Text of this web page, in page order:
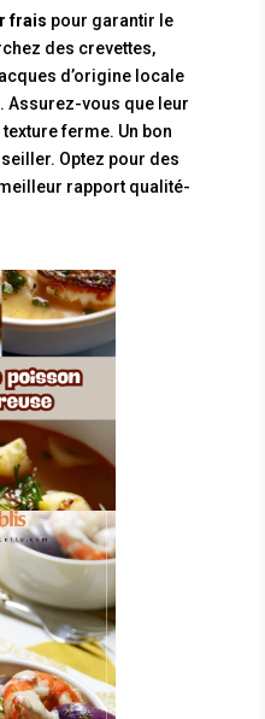
frais pour garantir le
des crevettes,
d’origine locale
Assurez-vous que leur
ferme. Un bon
Optez pour des
rapport qualité-